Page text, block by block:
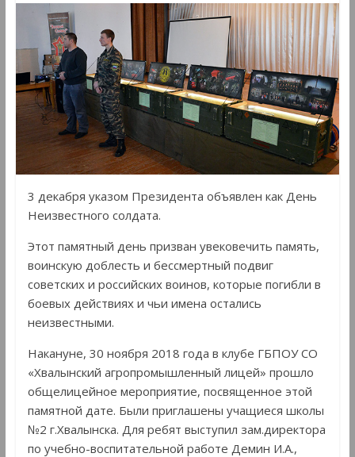
3 декабря указом Президента объявлен как День
Неизвестного солдата.
Этот памятный день призван увековечить память,
воинскую доблесть и бессмертный подвиг
советских и российских воинов, которые погибли в
боевых действиях и чьи имена остались
неизвестными.
Накануне, 30 ноября 2018 года в клубе ГБПОУ СО
«Хвалынский агропромышленный лицей» прошло
общелицейное мероприятие, посвященное этой
памятной дате. Были приглашены учащиеся школы
№2 г.Хвалынска. Для ребят выступил зам.директора
по учебно-воспитательной работе Демин И.А.,